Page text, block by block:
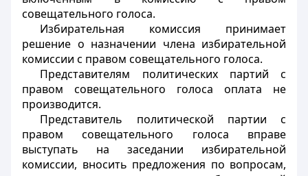
совещательного голоса.
Избирательная комиссия принимает
решение о назначении члена избирательной
комиссии с правом совещательного голоса.
Представителям политических партий с
правом совещательного голоса оплата не
производится.
Представитель политической партии с
правом совещательного голоса вправе
выступать на заседании избирательной
комиссии, вносить предложения по вопросам,